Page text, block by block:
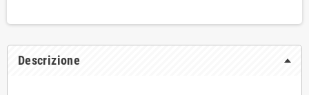
Descrizione